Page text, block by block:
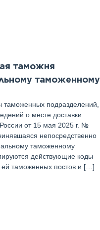
таможня
таможенному
подразделений,
о месте доставки
от 15 мая 2025 г. №
непосредственно
таможенному
действующие коды
таможенных постов и […]